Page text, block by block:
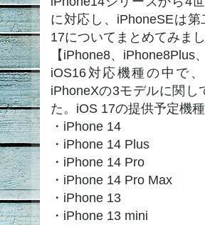
に対応し、iPhoneSEは
17についてまとめてみまし
【iPhone8、
iOS16対応機種の中で
iPhoneXの3モデルに関
た。iOS 17の提供予定機
・iPhone 14
・iPhone 14 Plus
・iPhone 14 Pro
・iPhone 14 Pro Max
・iPhone 13
・iPhone 13 mini